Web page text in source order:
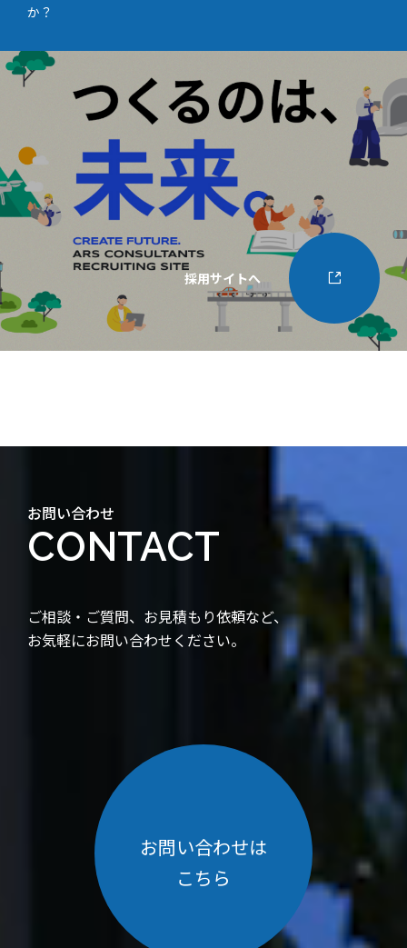
か？
採用サイトへ
お問い合わせ
CONTACT
ご相談・ご質問、お見積もり依頼など、
お気軽にお問い合わせください。
お問い合わせは
こちら